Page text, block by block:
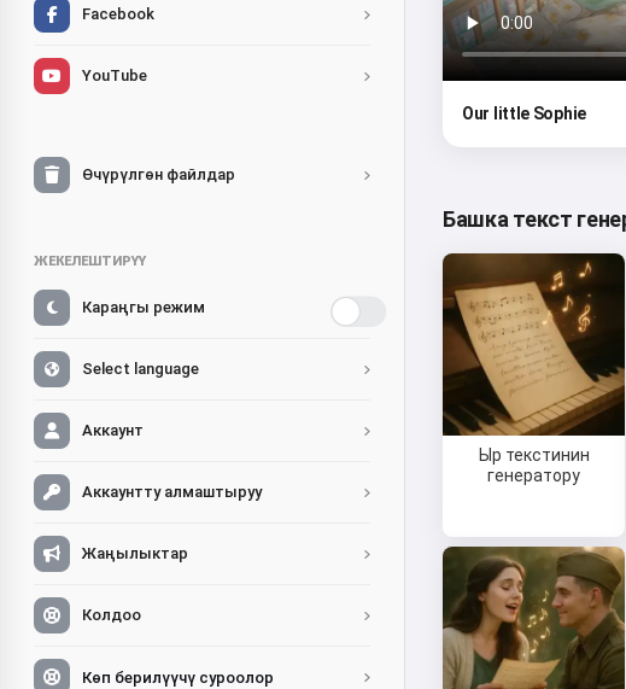
Facebook
YouTube
Өчүрүлгөн файлдар
ЖЕКЕЛЕШТИРҮҮ
Караңгы режим
Select language
Аккаунт
Аккаунтту алмаштыруу
Жаңылыктар
Колдоо
Көп берилүүчү суроолор
Our little Sophie
Башка текст
Ыр текстинин
генератору